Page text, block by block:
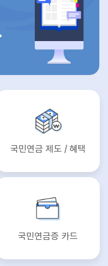
국민연금 제도 / 혜택
국민연금증 카드